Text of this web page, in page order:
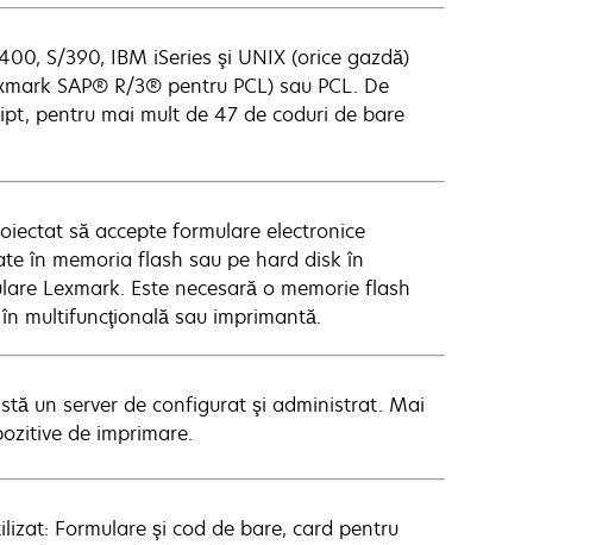
S/390, IBM iSeries şi UNIX (orice gazdă)
SAP® R/3® pentru PCL) sau PCL. De
pentru mai mult de 47 de coduri de bare
să accepte formulare electronice
în memoria flash sau pe hard disk în
Lexmark. Este necesară o memorie flash
multifuncţională sau imprimantă.
un server de configurat şi administrat. Mai
de imprimare.
Formulare şi cod de bare, card pentru